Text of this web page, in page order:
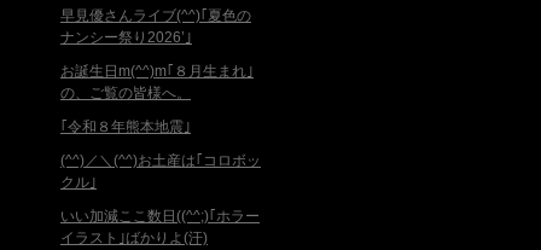
早見優さんライブ(^^)｢夏色の
ナンシー祭り2026’｣
お誕生日m(^^)m｢８月生まれ｣
の、ご覧の皆様へ。
｢令和８年熊本地震｣
(^^)／＼(^^)お土産は｢コロボッ
クル｣
いい加減ここ数日((^^;)｢ホラー
イラスト｣ばかりよ(汗)